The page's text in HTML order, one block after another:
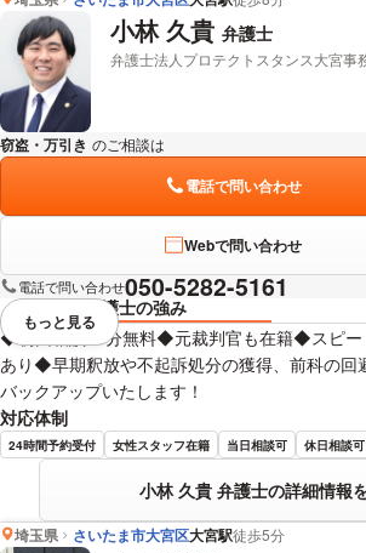
小林 久貴 弁護士
弁護士法人プロテクトスタンス大宮事
窃盗・万引き のご相談は
電話で問い合わせ
Webで問い合わせ
電話で問い合わせ050-5282-5161
弁護士の強み
◆初回相談30分無料◆元裁判官も在籍◆スピー
あり◆早期釈放や不起訴処分の獲得、前科の回
バックアップいたします！
対応体制
24時間予約受付 女性スタッフ在籍 当日相談可 休日相談可
小林 久貴 弁護士の詳細情報
視覚的に省略されている要素を
もっと見る
埼玉県 さいたま市大宮区大宮駅徒歩5分